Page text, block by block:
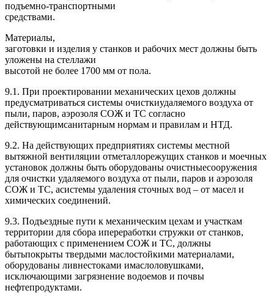
подъемно-транспортными
средствами.
Материалы,
заготовки и изделия у станков и рабочих мест должны быть
уложены на стеллажи
высотой не более 1700 мм от пола.
9.1. При проектировании механических цехов должны
предусматриваться системы очисткиудаляемого воздуха от
пыли, паров, аэрозоля СОЖ и ТС согласно
действующимсанитарным нормам и правилам и НТД.
9.2. На действующих предприятиях системы местной
вытяжной вентиляции отметаллорежущих станков и моечных
установок должны быть оборудованы очистныесооружения
для очистки удаляемого воздуха от пыли, паров и аэрозоля
СОЖ и ТС, асистемы удаления сточных вод – от масел и
химических соединений.
9.3. Подъездные пути к механическим цехам и участкам
территории для сбора ипереработки стружки от станков,
работающих с применением СОЖ и ТС, должны
бытьпокрыты твердыми маслостойкими материалами,
оборудованы ливнестоками имаслоловушками,
исключающими загрязнение водоемов и почвы
нефтепродуктами.